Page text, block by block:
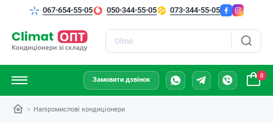
Пошук
067-654-55-05 050-344-55-05 073-344-55-05
Замовити дзвінок
0
Напіромислові кондиціонери